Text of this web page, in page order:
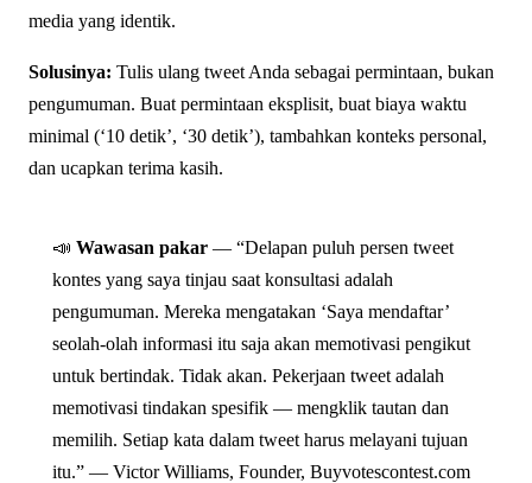
media yang identik.
Solusinya: Tulis ulang tweet Anda sebagai permintaan, bukan
pengumuman. Buat permintaan eksplisit, buat biaya waktu
minimal (‘10 detik’, ‘30 detik’), tambahkan konteks personal,
dan ucapkan terima kasih.
📣 Wawasan pakar — “Delapan puluh persen tweet
kontes yang saya tinjau saat konsultasi adalah
pengumuman. Mereka mengatakan ‘Saya mendaftar’
seolah-olah informasi itu saja akan memotivasi pengikut
untuk bertindak. Tidak akan. Pekerjaan tweet adalah
memotivasi tindakan spesifik — mengklik tautan dan
memilih. Setiap kata dalam tweet harus melayani tujuan
itu.” — Victor Williams, Founder, Buyvotescontest.com